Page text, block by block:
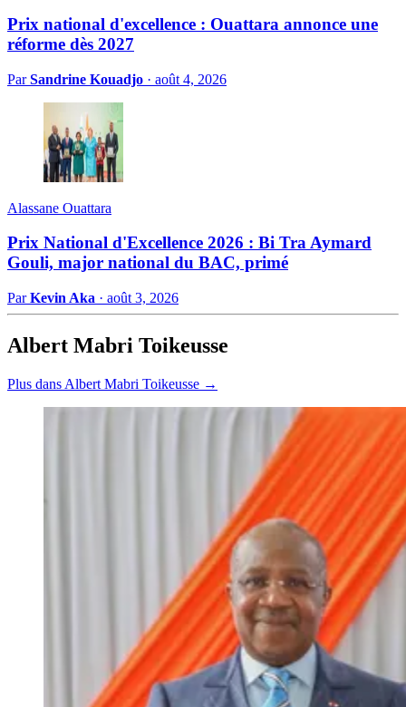
Prix national d'excellence : Ouattara annonce une
réforme dès 2027
ParSandrine Kouadjo · août 4, 2026
Alassane Ouattara
Prix National d'Excellence 2026 : Bi Tra Aymard
Gouli, major national du BAC, primé
ParKevin Aka · août 3, 2026
Albert Mabri Toikeusse
Plus dans Albert Mabri Toikeusse →